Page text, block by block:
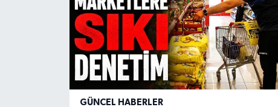
GÜNCEL HABERLER